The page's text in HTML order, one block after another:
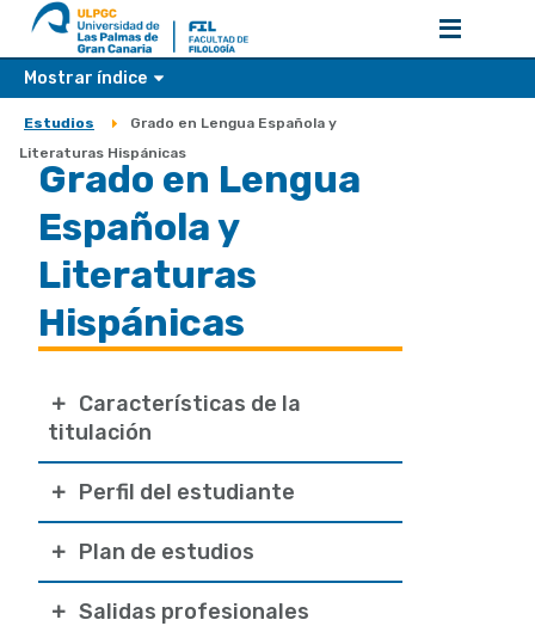
Mostrar índice
Sobrescribir
enlaces
de
ayuda
Estudios
Grado en Lengua Española y
Literaturas Hispánicas
Grado en Lengua
Española y
Literaturas
Hispánicas
Características de la
titulación
Perfil del estudiante
Plan de estudios
Salidas profesionales